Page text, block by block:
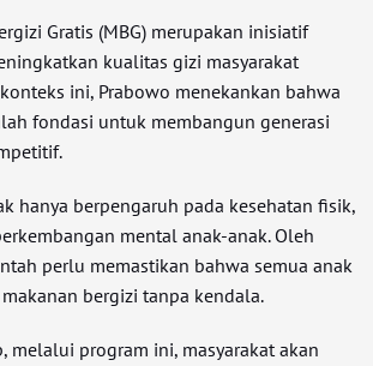
Gratis (MBG) merupakan inisiatif
kualitas gizi masyarakat
ini, Prabowo menekankan bahwa
fondasi untuk membangun generasi
hanya berpengaruh pada kesehatan fisik,
mental anak-anak. Oleh
perlu memastikan bahwa semua anak
bergizi tanpa kendala.
melalui program ini, masyarakat akan